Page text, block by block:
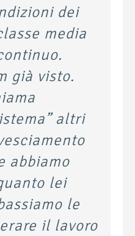
dei
media
già visto.
altri
abbiamo
lei
le
il lavoro